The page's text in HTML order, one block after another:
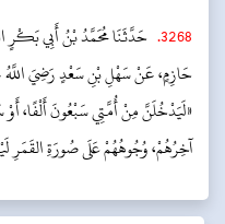
3268
. حَدَّثَنَا مُحَمَّدُ بْنُ أَبِي بَكْرٍ
حَازِمٍ، عَنْ سَهْلِ بْنِ سَعْدٍ رَضِيَ اللَّهُ
«لَيَدْخُلَنَّ مِنْ أُمَّتِي سَبْعُونَ أَلْفًا،
آخِرُهُمْ، وُجُوهُهُمْ عَلَى صُورَةِ القَمَرِ